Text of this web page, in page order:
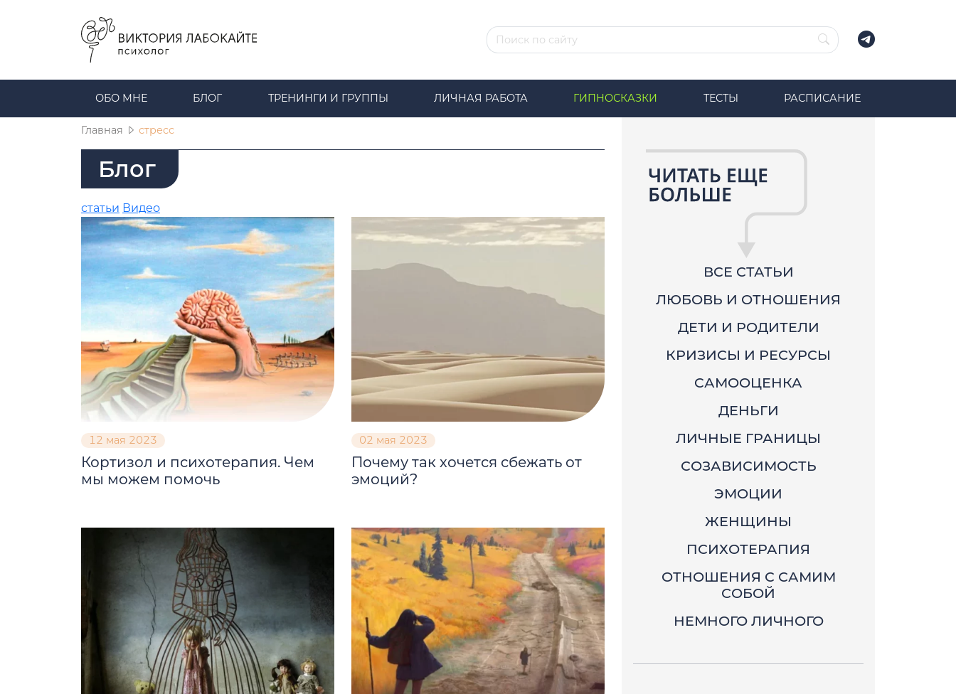
ОБО МНЕ БЛОГ ТРЕНИНГИ И ГРУППЫ ЛИЧНАЯ РАБОТА ГИПНОСКАЗКИ ТЕСТЫ РАСПИСАНИЕ
Главная стресс
Блог
статьи Видео
12 мая 2023
Кортизол и психотерапия. Чем
мы можем помочь
02 мая 2023
Почему так хочется сбежать от
эмоций?
ВСЕ СТАТЬИ
ЛЮБОВЬ И ОТНОШЕНИЯ
ДЕТИ И РОДИТЕЛИ
КРИЗИСЫ И РЕСУРСЫ
CАМООЦЕНКА
ДЕНЬГИ
ЛИЧНЫЕ ГРАНИЦЫ
СОЗАВИСИМОСТЬ
ЭМОЦИИ
ЖЕНЩИНЫ
ПСИХОТЕРАПИЯ
ОТНОШЕНИЯ С САМИМ
СОБОЙ
НЕМНОГО ЛИЧНОГО